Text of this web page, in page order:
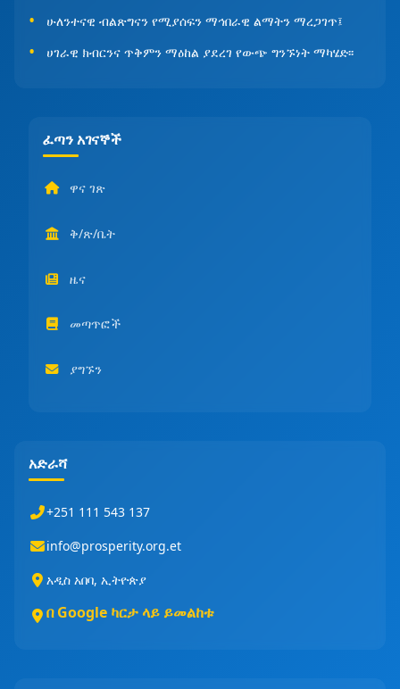
ሁለንተናዊ ብልጽግናን የሚያሰፍን ማኅበራዊ ልማትን ማረጋገጥ፤
ሀገራዊ ክብርንና ጥቅምን ማዕከል ያደረገ የውጭ ግንኙነት ማካሄድ፡፡
ፈጣን አገናኞች
ዋና ገጽ
ቅ/ጽ/ቤት
ዜና
መጣጥፎች
ያግኙን
አድራሻ
+251 111 543 137
info@prosperity.org.et
አዲስ አበባ, ኢትዮጵያ
በ Google ካርታ ላይ ይመልከቱ